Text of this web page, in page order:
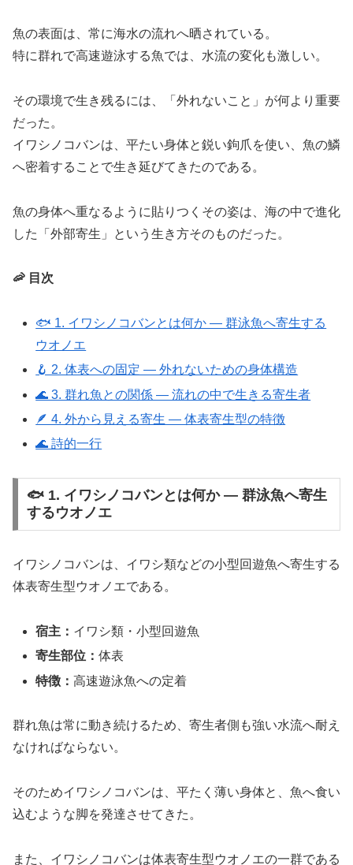
魚の表面は、常に海水の流れへ晒されている。
特に群れで高速遊泳する魚では、水流の変化も激しい。
その環境で生き残るには、「外れないこと」が何より重要
だった。
イワシノコバンは、平たい身体と鋭い鉤爪を使い、魚の鱗
へ密着することで生き延びてきたのである。
魚の身体へ重なるように貼りつくその姿は、海の中で進化
した「外部寄生」という生き方そのものだった。
🦐 目次
🐟 1. イワシノコバンとは何か ― 群泳魚へ寄生する
ウオノエ
🪝 2. 体表への固定 ― 外れないための身体構造
🌊 3. 群れ魚との関係 ― 流れの中で生きる寄生者
🪶 4. 外から見える寄生 ― 体表寄生型の特徴
🌊 詩的一行
🐟 1. イワシノコバンとは何か ― 群泳魚へ寄生
するウオノエ
イワシノコバンは、イワシ類などの小型回遊魚へ寄生する
体表寄生型ウオノエである。
宿主： イワシ類・小型回遊魚
寄生部位：体表
特徴：高速遊泳魚への定着
群れ魚は常に動き続けるため、寄生者側も強い水流へ耐え
なければならない。
そのためイワシノコバンは、平たく薄い身体と、魚へ食い
込むような脚を発達させてきた。
また、イワシノコバンは体表寄生型ウオノエの一群である